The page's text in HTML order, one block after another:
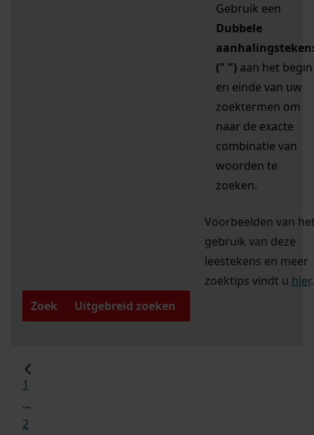
Gebruik een
Dubbele
(" ") aan het begin
en einde van uw
zoektermen om
naar de exacte
combinatie van
woorden te
zoeken.
Voorbeelden van
gebruik van deze
leestekens en meer
zoektips vindt u hier.
Zoek
Uitgebreid zoeken
1
...
2